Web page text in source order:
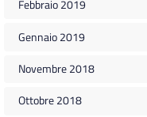
Febbraio 2019
Gennaio 2019
Novembre 2018
Ottobre 2018